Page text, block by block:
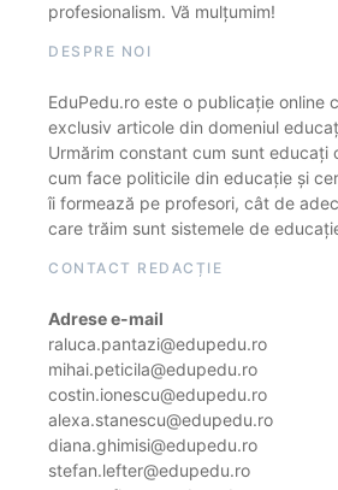
profesionalism. Vă mulțumim!
DESPRE NOI
EduPedu.ro este o publicație online
exclusiv articole din domeniul
Urmărim constant cum sunt educați
cum face politicile din educație și
îi formează pe profesori, cât de
care trăim sunt sistemele de
CONTACT REDACȚIE
Adrese e-mail
raluca.pantazi@edupedu.ro
mihai.peticila@edupedu.ro
costin.ionescu@edupedu.ro
alexa.stanescu@edupedu.ro
diana.ghimisi@edupedu.ro
stefan.lefter@edupedu.ro